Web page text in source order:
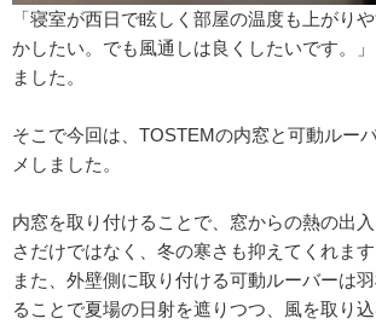
「寝室が西日で眩しく部屋の温度も上がり
かしたい。でも風通しは良くしたいです。
ました。
そこで今回は、TOSTEMの内窓と可動ルー
メしました。
内窓を取り付けることで、窓からの熱の出
さだけではなく、冬の寒さも抑えてくれます
また、外壁側に取り付ける可動ルーバーは
ることで夏場の日射を遮りつつ、風を取り